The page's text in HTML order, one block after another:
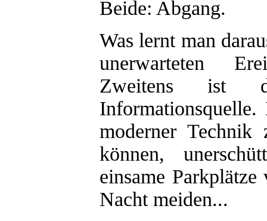
Beide: Abgang.
Was lernt man
unerwarteten
Zweitens ist
moderner
können,
einsame
Nacht meiden...